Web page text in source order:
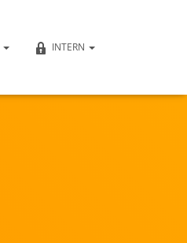
INTERN